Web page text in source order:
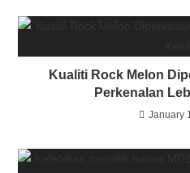
Kualiti Rock Melon
Perkenalan
January